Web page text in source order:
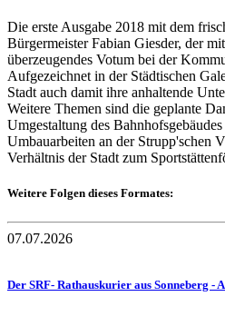
Die erste Ausgabe 2018 mit dem
Bürgermeister Fabian Giesder, der
überzeugendes Votum bei der
Aufgezeichnet in der Städtischen
Stadt auch damit ihre anhaltende
Weitere Themen sind die geplante
Umgestaltung des
Umbauarbeiten an der Strupp'schen
Verhältnis der Stadt zum
Weitere Folgen dieses Formates:
07.07.2026
Der SRF- Rathauskurier aus Sonneberg -